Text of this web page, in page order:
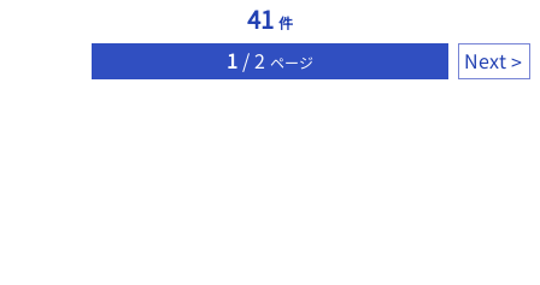
41 件
1 / 2 ページ Next